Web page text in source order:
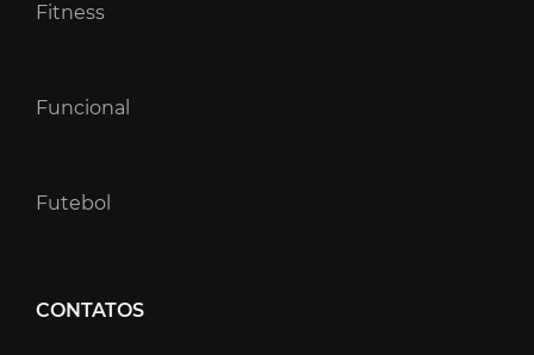
Fitness
Funcional
Futebol
CONTATOS